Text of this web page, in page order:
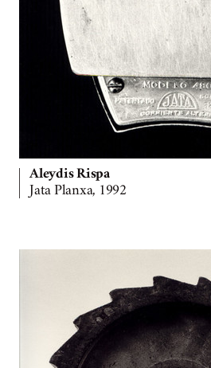
Aleydis Rispa
Jata Planxa, 1992